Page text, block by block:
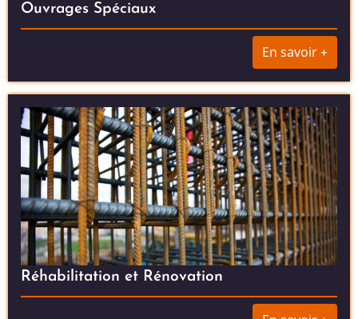
Ouvrages Spéciaux
En savoir +
Réhabilitation et Rénovation